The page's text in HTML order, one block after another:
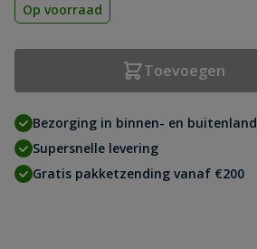
Op voorraad
Toevoegen
Bezorging in binnen- en buitenland
Supersnelle levering
Gratis pakketzending vanaf €200